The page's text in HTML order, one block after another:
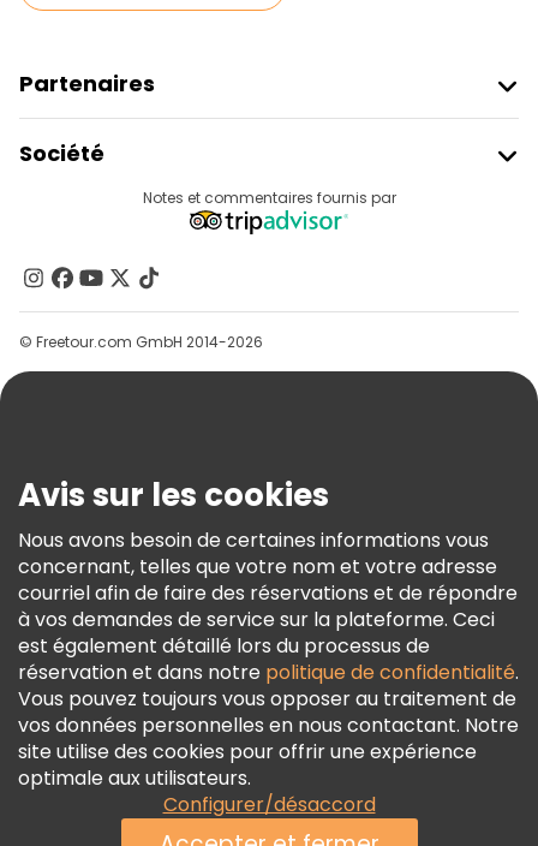
Partenaires
Connexion Du Fournisseur
Programme D’affiliation
Société
Contactez-Nous
Groupes
Aide
Conditions Générales Et Mentions Légales
Politique En Matière De Cookies
Freetour Prix
Programme De Fidélité
Notes et commentaires fournis par
© Freetour.com GmbH 2014-2026
Avis sur les cookies
Nous avons besoin de certaines informations vous
concernant, telles que votre nom et votre adresse
courriel afin de faire des réservations et de répondre
à vos demandes de service sur la plateforme. Ceci
est également détaillé lors du processus de
réservation et dans notre politique de confidentialité.
Vous pouvez toujours vous opposer au traitement de
vos données personnelles en nous contactant. Notre
site utilise des cookies pour offrir une expérience
optimale aux utilisateurs.
Configurer/désaccord